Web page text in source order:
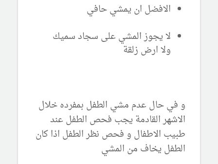
الافضل ان يمشي حافي
لا يجوز المشي على سجاد سميك
ولا ارض زلقة
و في حال عدم مشي الطفل بمفرده خلال
الاشهر القادمة يجب فحص الطفل عند
طبيب الاطفال و فحص نظر الطفل اذا كان
الطفل يخاف من المشي